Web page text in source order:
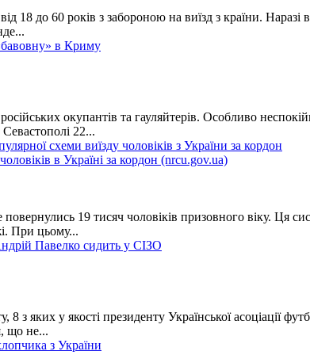
18 до 60 років з забороною на виїзд з країни.
в Криму
окупантів та гауляйтерів. Особливо
22...
схеми виїзду чоловіків з України за кордон
19 тисяч чоловіків призовного віку. Ця
При цьому...
Павелко сидить у СІЗО
з яких у якості президенту Української асоціації
що не...
з України